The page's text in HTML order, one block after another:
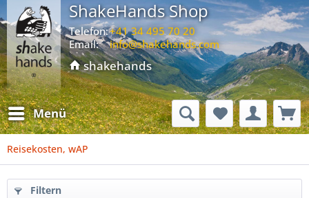
ShakeHands Shop
Telefon:+41 34 495 70 20
Email:
info@shakehands.com
shakehands
Menü
Reisekosten, wAP
Filtern